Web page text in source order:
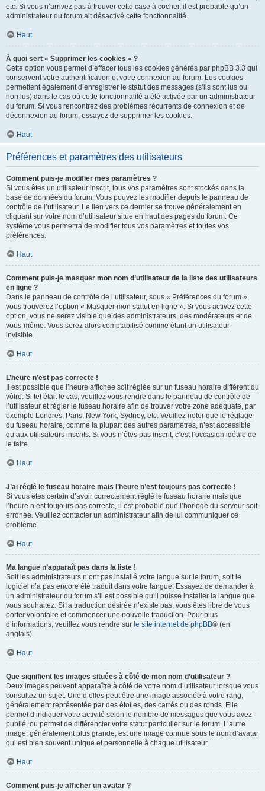
etc. Si vous n’arrivez pas à trouver cette case à cocher, il est probable qu’un
administrateur du forum ait désactivé cette fonctionnalité.
Haut
À quoi sert « Supprimer les cookies » ?
Cette option vous permet d’effacer tous les cookies générés par phpBB 3.3 qui
conservent votre authentification et votre connexion au forum. Les cookies
permettent également d’enregistrer le statut des messages (s’ils sont lus ou
non lus) dans le cas où cette fonctionnalité a été activée par un administrateur
du forum. Si vous rencontrez des problèmes récurrents de connexion et de
déconnexion au forum, essayez de supprimer les cookies.
Haut
Préférences et paramètres des utilisateurs
Comment puis-je modifier mes paramètres ?
Si vous êtes un utilisateur inscrit, tous vos paramètres sont stockés dans la
base de données du forum. Vous pouvez les modifier depuis le panneau de
contrôle de l’utilisateur. Le lien vers ce dernier se trouve généralement en
cliquant sur votre nom d’utilisateur situé en haut des pages du forum. Ce
système vous permettra de modifier tous vos paramètres et toutes vos
préférences.
Haut
Comment puis-je masquer mon nom d’utilisateur de la liste des utilisateurs
en ligne ?
Dans le panneau de contrôle de l’utilisateur, sous « Préférences du forum »,
vous trouverez l’option « Masquer mon statut en ligne ». Si vous activez cette
option, vous ne serez visible que des administrateurs, des modérateurs et de
vous-même. Vous serez alors comptabilisé comme étant un utilisateur
invisible.
Haut
L’heure n’est pas correcte !
Il est possible que l’heure affichée soit réglée sur un fuseau horaire différent du
vôtre. Si tel était le cas, veuillez vous rendre dans le panneau de contrôle de
l’utilisateur et régler le fuseau horaire afin de trouver votre zone adéquate, par
exemple Londres, Paris, New York, Sydney, etc. Veuillez noter que le réglage
du fuseau horaire, comme la plupart des autres paramètres, n’est accessible
qu’aux utilisateurs inscrits. Si vous n’êtes pas inscrit, c’est l’occasion idéale de
le faire.
Haut
J’ai réglé le fuseau horaire mais l’heure n’est toujours pas correcte !
Si vous êtes certain d’avoir correctement réglé le fuseau horaire mais que
l’heure n’est toujours pas correcte, il est probable que l’horloge du serveur soit
erronée. Veuillez contacter un administrateur afin de lui communiquer ce
problème.
Haut
Ma langue n’apparaît pas dans la liste !
Soit les administrateurs n’ont pas installé votre langue sur le forum, soit le
logiciel n’a pas encore été traduit dans votre langue. Essayez de demander à
un administrateur du forum s’il est possible qu’il puisse installer la langue que
vous souhaitez. Si la traduction désirée n’existe pas, vous êtes libre de vous
porter volontaire et commencer une nouvelle traduction. Pour plus
d’informations, veuillez vous rendre sur le site internet de phpBB® (en
anglais).
Haut
Que signifient les images situées à côté de mon nom d’utilisateur ?
Deux images peuvent apparaître à côté de votre nom d’utilisateur lorsque vous
consultez un sujet. Une d’elles peut être une image associée à votre rang,
généralement représentée par des étoiles, des carrés ou des ronds. Elle
permet d’indiquer votre activité selon le nombre de messages que vous avez
publié, ou permet de différencier votre statut particulier sur le forum. L’autre
image, généralement plus grande, est une image connue sous le nom d’avatar
qui est bien souvent unique et personnelle à chaque utilisateur.
Haut
Comment puis-je afficher un avatar ?